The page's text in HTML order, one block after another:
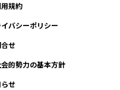
規約
バシーポリシー
せ
的勢力の基本方針
せ